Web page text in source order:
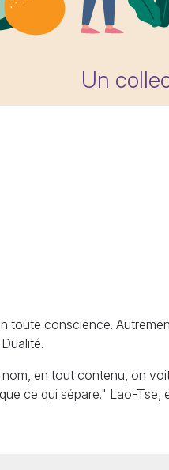
Un
toute conscience.
en tout contenu, on
ce qui sépare." Lao-Tse,